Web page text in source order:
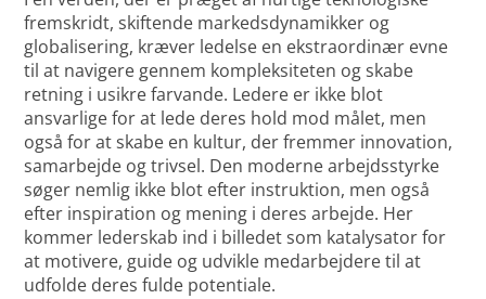
fremskridt, skiftende markedsdynamikker og
globalisering, kræver ledelse en ekstraordinær evne
til at navigere gennem kompleksiteten og skabe
retning i usikre farvande. Ledere er ikke blot
ansvarlige for at lede deres hold mod målet, men
også for at skabe en kultur, der fremmer innovation,
samarbejde og trivsel. Den moderne arbejdsstyrke
søger nemlig ikke blot efter instruktion, men også
efter inspiration og mening i deres arbejde. Her
kommer lederskab ind i billedet som katalysator for
at motivere, guide og udvikle medarbejdere til at
udfolde deres fulde potentiale.